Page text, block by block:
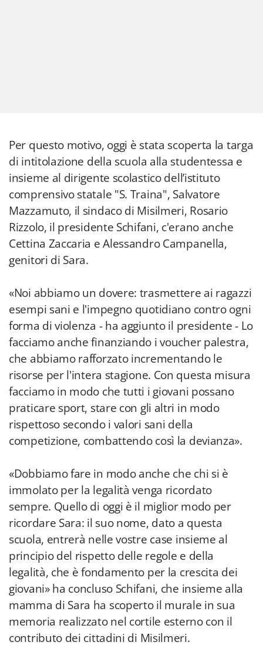
Per questo motivo, oggi è stata scoperta la targa
di intitolazione della scuola alla studentessa e
insieme al dirigente scolastico dell’istituto
comprensivo statale "S. Traina", Salvatore
Mazzamuto, il sindaco di Misilmeri, Rosario
Rizzolo, il presidente Schifani, c'erano anche
Cettina Zaccaria e Alessandro Campanella,
genitori di Sara.
«Noi abbiamo un dovere: trasmettere ai ragazzi
esempi sani e l'impegno quotidiano contro ogni
forma di violenza - ha aggiunto il presidente - Lo
facciamo anche finanziando i voucher palestra,
che abbiamo rafforzato incrementando le
risorse per l'intera stagione. Con questa misura
facciamo in modo che tutti i giovani possano
praticare sport, stare con gli altri in modo
rispettoso secondo i valori sani della
competizione, combattendo così la devianza».
«Dobbiamo fare in modo anche che chi si è
immolato per la legalità venga ricordato
sempre. Quello di oggi è il miglior modo per
ricordare Sara: il suo nome, dato a questa
scuola, entrerà nelle vostre case insieme al
principio del rispetto delle regole e della
legalità, che è fondamento per la crescita dei
giovani» ha concluso Schifani, che insieme alla
mamma di Sara ha scoperto il murale in sua
memoria realizzato nel cortile esterno con il
contributo dei cittadini di Misilmeri.